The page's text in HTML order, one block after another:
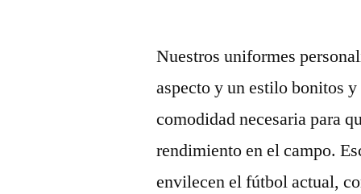
Nuestros uniformes
aspecto y un estilo bonitos
comodidad necesaria para
rendimiento en el campo.
envilecen el fútbol actual,